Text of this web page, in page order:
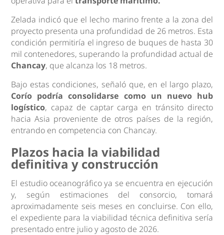
Zelada indicó que el lecho marino frente a la zona del
proyecto presenta una profundidad de 26 metros. Esta
condición permitiría el ingreso de buques de hasta 30
mil contenedores, superando la profundidad actual de
Chancay, que alcanza los 18 metros.
Bajo estas condiciones, señaló que, en el largo plazo,
Corío podría consolidarse como un nuevo hub
logístico, capaz de captar carga en tránsito directo
hacia Asia proveniente de otros países de la región,
entrando en competencia con Chancay.
Plazos hacia la viabilidad
definitiva y construcción
El estudio oceanográfico ya se encuentra en ejecución
y, según estimaciones del consorcio, tomará
aproximadamente seis meses en concluirse. Con ello,
el expediente para la viabilidad técnica definitiva sería
presentado entre julio y agosto de 2026.